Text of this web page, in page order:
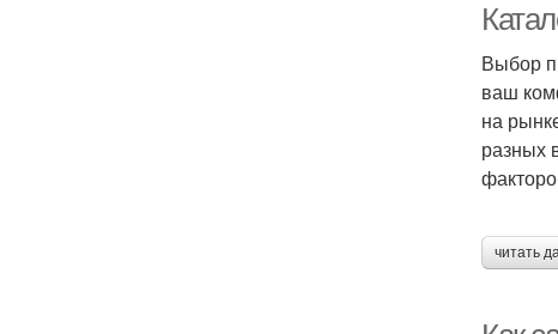
Выбор
ваш
на
разных
читать